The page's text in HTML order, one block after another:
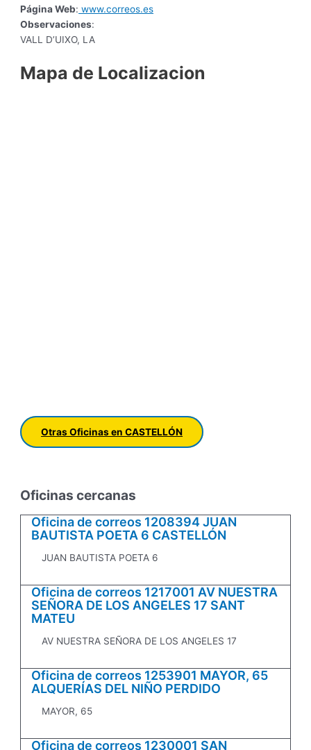
Página Web: www.correos.es
Observaciones:
VALL D’UIXO, LA
Mapa de Localizacion
Otras Oficinas en CASTELLÓN
Oficinas cercanas
Oficina de correos 1208394 JUAN
BAUTISTA POETA 6 CASTELLÓN
JUAN BAUTISTA POETA 6
Oficina de correos 1217001 AV NUESTRA
SEÑORA DE LOS ANGELES 17 SANT
MATEU
AV NUESTRA SEÑORA DE LOS ANGELES 17
Oficina de correos 1253901 MAYOR, 65
ALQUERÍAS DEL NIÑO PERDIDO
MAYOR, 65
Oficina de correos 1230001 SAN